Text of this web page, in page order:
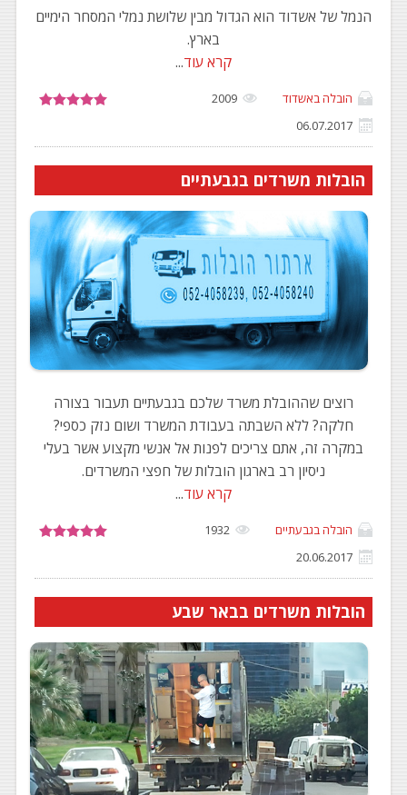
הנמל של אשדוד הוא הגדול מבין שלושת נמלי המסחר הימיים
בארץ.
קרא עוד...
הובלה באשדוד
2009
06.07.2017
הובלות משרדים בגבעתיים
רוצים שההובלת משרד שלכם בגבעתיים תעבור בצורה
חלקה? ללא השבתה בעבודת המשרד ושום נזק כספי?
במקרה זה, אתם צריכים לפנות אל אנשי מקצוע אשר בעלי
ניסיון רב בארגון הובלות של חפצי המשרדים.
קרא עוד...
הובלה בגבעתיים
1932
20.06.2017
הובלות משרדים בבאר שבע